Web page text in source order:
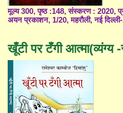
मूल्य 300, पृष्ठ :148, संस्करण : 2020,
अयन प्रकाशन, 1/20, महरौली, नई
खूँटी पर टँगी आत्मा(व्यंग्य